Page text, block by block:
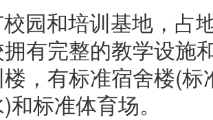
园和培训基地，占
有完整的教学设施
，有标准宿舍楼(
标准体育场。